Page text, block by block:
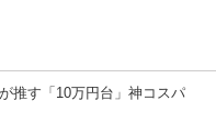
推す「10万円台」神コスパ